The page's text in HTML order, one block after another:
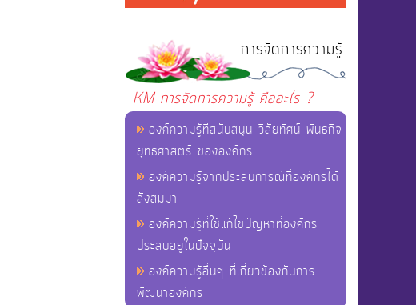
การจัดการความรู้
KM การจัดการความรู้ คืออะไร ?
องค์ความรู้ที่สนับสนุน วิสัยทัศน์ พันธกิจ
ยุทธศาสตร์ ขององค์กร
องค์ความรู้จากประสบการณ์ที่องค์กรได้
สั่งสมมา
องค์ความรู้ที่ใช้แก้ไขปัญหาที่องค์กร
ประสบอยู่ในปัจจุบัน
องค์ความรู้อื่นๆ ที่เกี่ยวข้องกับการ
พัฒนาองค์กร